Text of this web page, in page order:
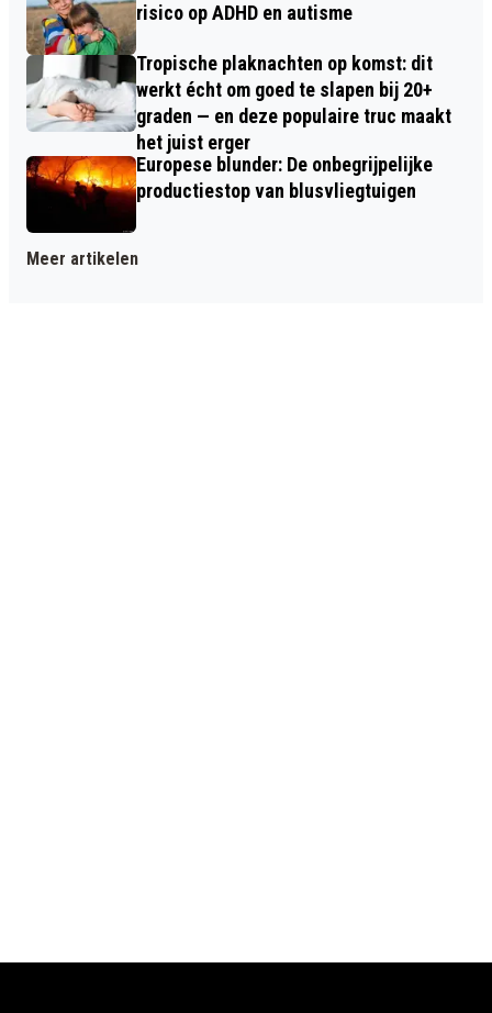
risico op ADHD en autisme
Tropische plaknachten op komst: dit
werkt écht om goed te slapen bij 20+
graden — en deze populaire truc maakt
het juist erger
Europese blunder: De onbegrijpelijke
productiestop van blusvliegtuigen
Meer artikelen